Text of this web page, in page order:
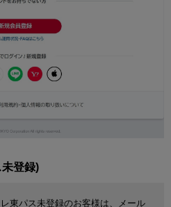
登録)
東パス未登録のお客様は、メール